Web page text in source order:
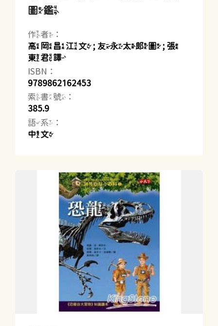
圖鑑
作者：
高岡昌江文 ; 友永太郎圖 ; 張
東君譯
ISBN：
9789862162453
索書號：
385.9
語系：
中文